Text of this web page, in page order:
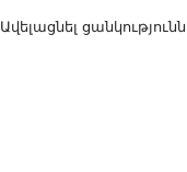
Ավելացնել